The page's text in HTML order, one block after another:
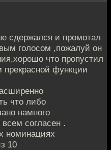
сдержался и промотал
голосом ,пожалуй он
что пропустил
прекрасной функции
что либо
намного
согласен .
номинациях
10